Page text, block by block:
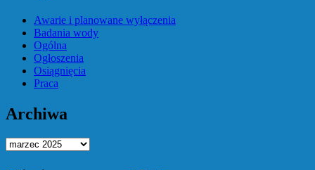
Awarie i planowane wyłączenia
Badania wody
Ogólna
Ogłoszenia
Osiągnięcia
Praca
Archiwa
Archiwa